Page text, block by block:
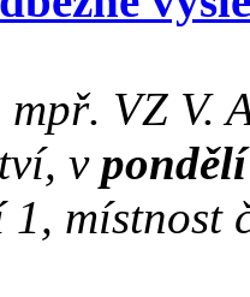
VZ V.
v
1,